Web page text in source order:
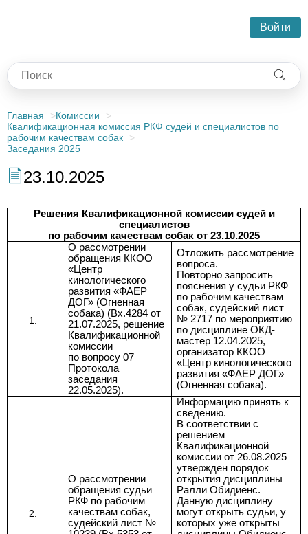
Войти
Главная
Комиссии
Квалификационная комиссия РКФ судей и специалистов по
рабочим качествам собак
Заседания 2025
23.10.2025
Решения Квалификационной комиссии судей и
специалистов
по рабочим качествам собак от 23.10.2025
О рассмотрении
обращения ККОО
«Центр
кинологического
развития «ФАЕР
ДОГ» (Огненная
собака) (Вх.4284 от
21.07.2025, решение
Квалификационной
комиссии
по вопросу 07
Протокола
заседания
22.05.2025).
Отложить рассмотрение
вопроса.
Повторно запросить
пояснения у судьи РКФ
по рабочим качествам
собак, судейский лист
№ 2717 по мероприятию
по дисциплине ОКД-
мастер 12.04.2025,
организатор ККОО
«Центр кинологического
развития «ФАЕР ДОГ»
(Огненная собака).
О рассмотрении
обращения судьи
РКФ по рабочим
качествам собак,
судейский лист №
Информацию принять к
сведению.
В соответствии с
решением
Квалификационной
комиссии от 26.08.2025
утвержден порядок
открытия дисциплины
Ралли Обидиенс.
Данную дисциплину
могут открыть судьи, у
которых уже открыты